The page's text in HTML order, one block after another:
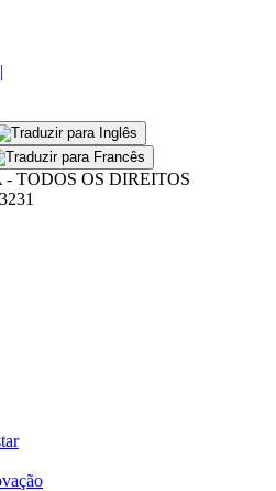
|
TODOS OS DIREITOS